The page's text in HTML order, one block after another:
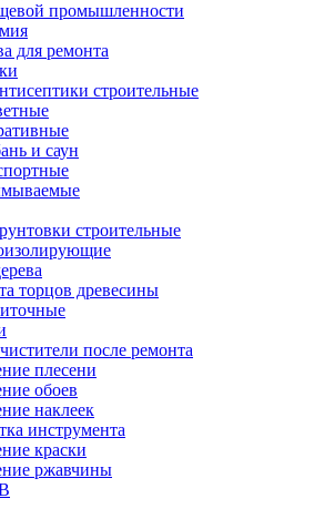
промышленности
для ремонта
строительные
и саун
строительные
торцов древесины
после ремонта
плесени
обоев
наклеек
инструмента
краски
ржавчины